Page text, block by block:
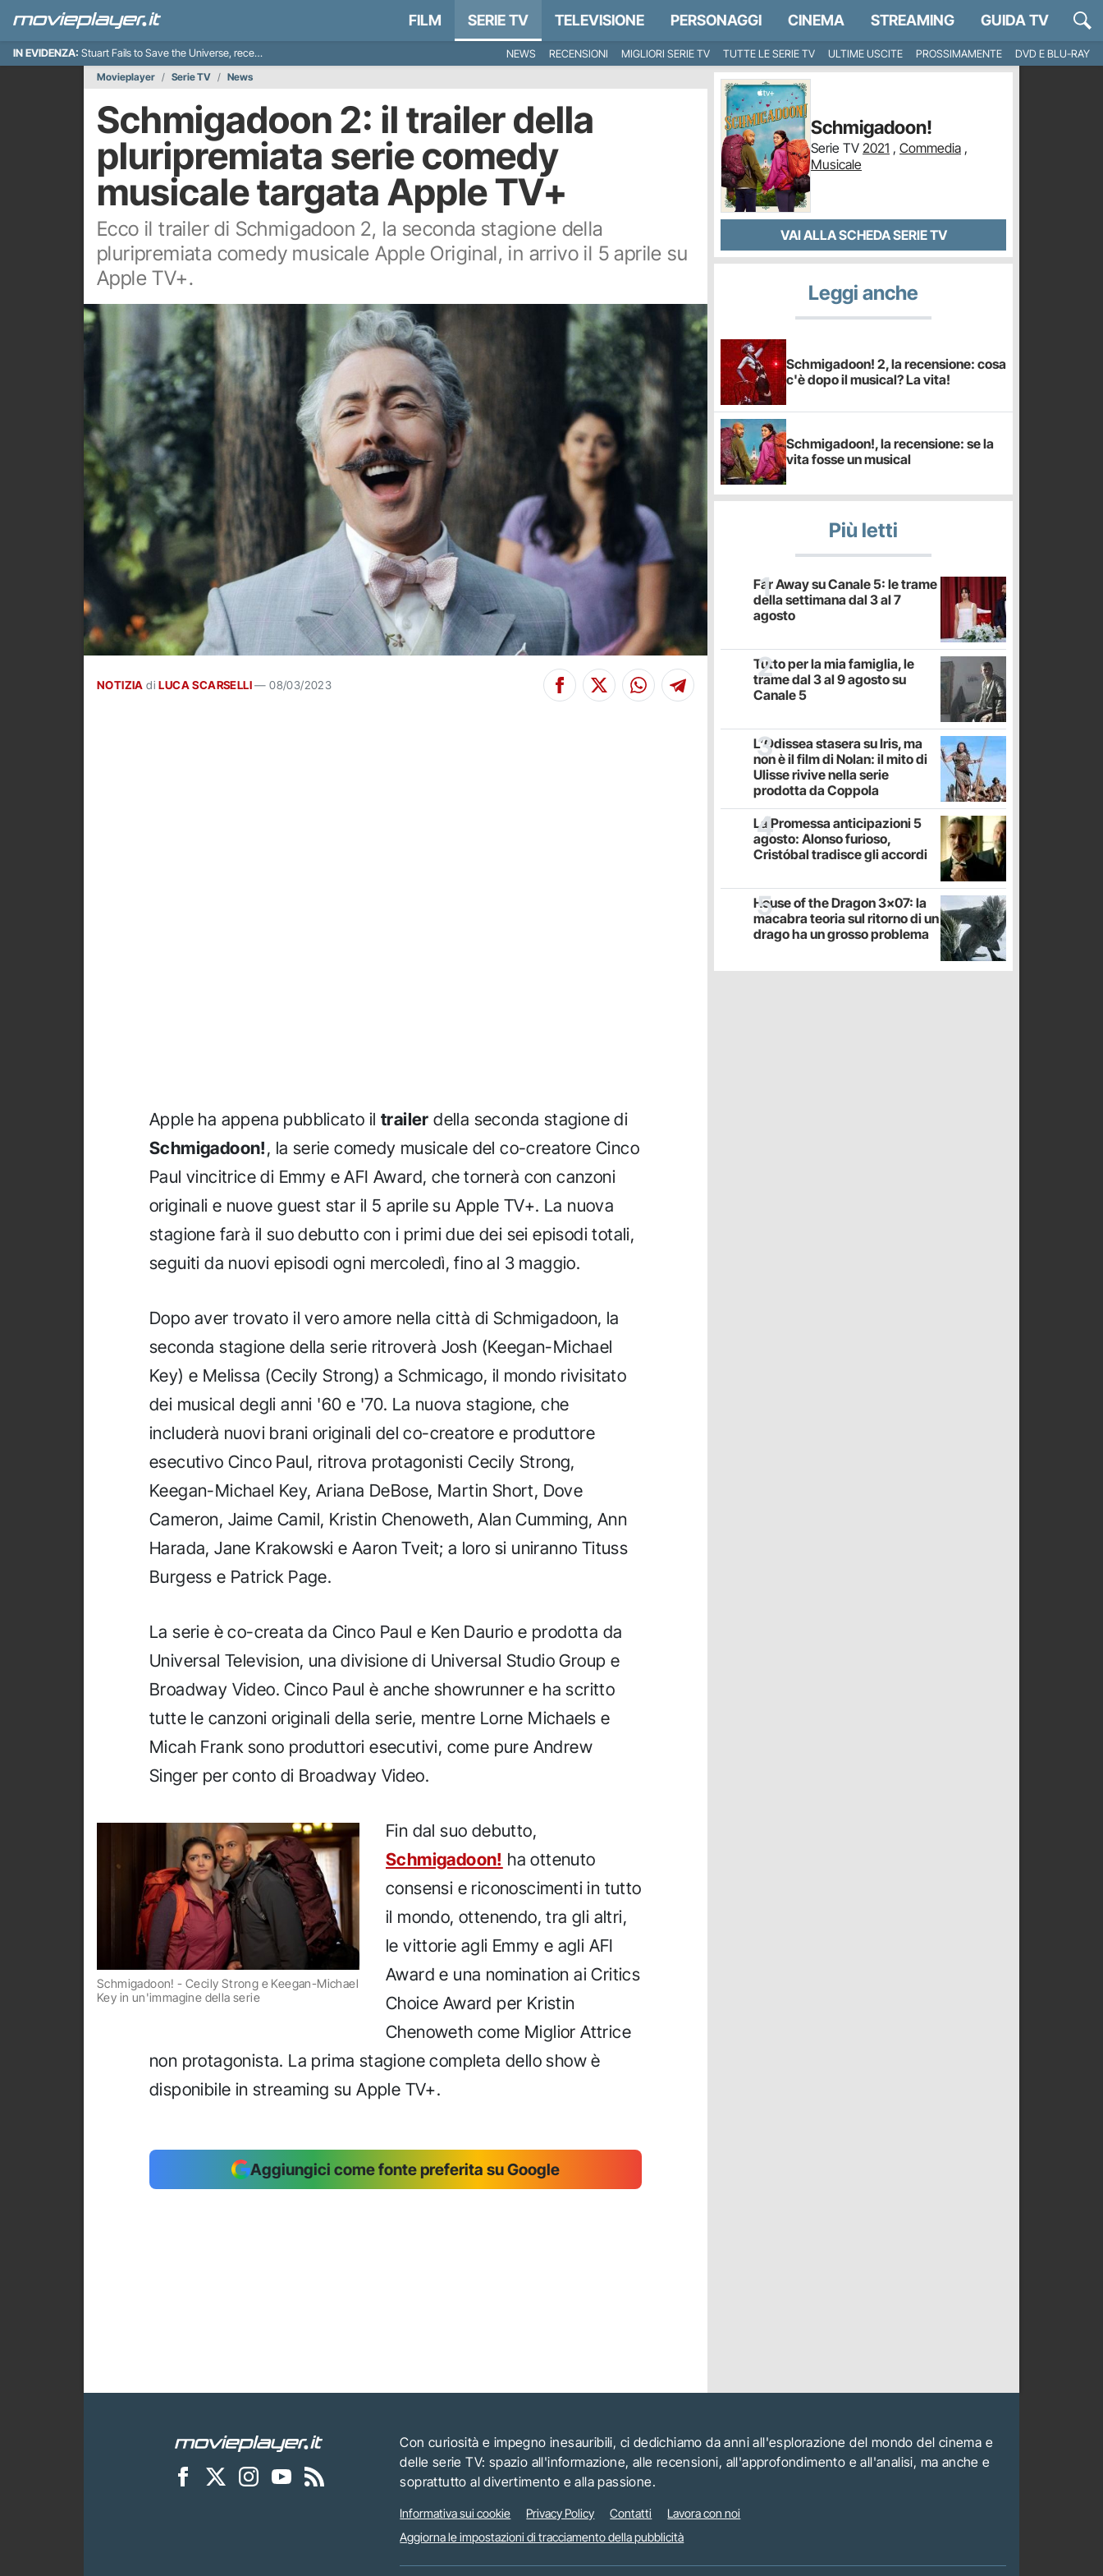
FILM SERIE TV TELEVISIONE PERSONAGGI CINEMA STREAMING GUIDA TV
IN EVIDENZA: Stuart Fails to Save the Universe, recensione NEWS RECENSIONI MIGLIORI SERIE TV TUTTE LE SERIE TV ULTIME USCITE PROSSIMAMENTE
DVD E BLU-RAY
Movieplayer
Serie TV News
Schmigadoon 2: il trailer della
pluripremiata serie comedy
musicale targata Apple TV+
Ecco il trailer di Schmigadoon 2, la seconda stagione della
pluripremiata comedy musicale Apple Original, in arrivo il 5 aprile su
Apple TV+.
NOTIZIA di LUCA SCARSELLI—08/03/2023
Apple ha appena pubblicato il trailer della seconda stagione di
Schmigadoon!, la serie comedy musicale del co-creatore Cinco
Paul vincitrice di Emmy e AFI Award, che tornerà con canzoni
originali e nuove guest star il 5 aprile su Apple TV+. La nuova
stagione farà il suo debutto con i primi due dei sei episodi totali,
seguiti da nuovi episodi ogni mercoledì, fino al 3 maggio.
Dopo aver trovato il vero amore nella città di Schmigadoon, la
seconda stagione della serie ritroverà Josh (Keegan-Michael
Key) e Melissa (Cecily Strong) a Schmicago, il mondo rivisitato
dei musical degli anni '60 e '70. La nuova stagione, che
includerà nuovi brani originali del co-creatore e produttore
esecutivo Cinco Paul, ritrova protagonisti Cecily Strong,
Keegan-Michael Key, Ariana DeBose, Martin Short, Dove
Cameron, Jaime Camil, Kristin Chenoweth, Alan Cumming, Ann
Harada, Jane Krakowski e Aaron Tveit; a loro si uniranno Tituss
Burgess e Patrick Page.
La serie è co-creata da Cinco Paul e Ken Daurio e prodotta da
Universal Television, una divisione di Universal Studio Group e
Broadway Video. Cinco Paul è anche showrunner e ha scritto
tutte le canzoni originali della serie, mentre Lorne Michaels e
Micah Frank sono produttori esecutivi, come pure Andrew
Singer per conto di Broadway Video.
Schmigadoon! - Cecily Strong e Keegan-Michael
Key in un'immagine della serie
Fin dal suo debutto,
Schmigadoon! ha ottenuto
consensi e riconoscimenti in tutto
il mondo, ottenendo, tra gli altri,
le vittorie agli Emmy e agli AFI
Award e una nomination ai Critics
Choice Award per Kristin
Chenoweth come Miglior Attrice
non protagonista. La prima stagione completa dello show è
disponibile in streaming su Apple TV+.
Aggiungici come fonte preferita su Google
Schmigadoon!
Serie TV 2021 , Commedia ,
Musicale
VAI ALLA SCHEDA SERIE TV
Leggi anche
Schmigadoon! 2, la recensione: cosa
c'è dopo il musical? La vita!
Schmigadoon!, la recensione: se la
vita fosse un musical
Più letti
Far Away su Canale 5: le trame
della settimana dal 3 al 7
agosto
Tutto per la mia famiglia, le
trame dal 3 al 9 agosto su
Canale 5
L’Odissea stasera su Iris, ma
non è il film di Nolan: il mito di
Ulisse rivive nella serie
prodotta da Coppola
La Promessa anticipazioni 5
agosto: Alonso furioso,
Cristóbal tradisce gli accordi
House of the Dragon 3x07: la
macabra teoria sul ritorno di un
drago ha un grosso problema
Con curiosità e impegno inesauribili, ci dedichiamo da anni all'esplorazione del mondo del cinema e
delle serie TV: spazio all'informazione, alle recensioni, all'approfondimento e all'analisi, ma anche e
soprattutto al divertimento e alla passione.
Informativa sui cookie Privacy Policy Contatti
Lavora con noi
Aggiorna le impostazioni di tracciamento della pubblicità